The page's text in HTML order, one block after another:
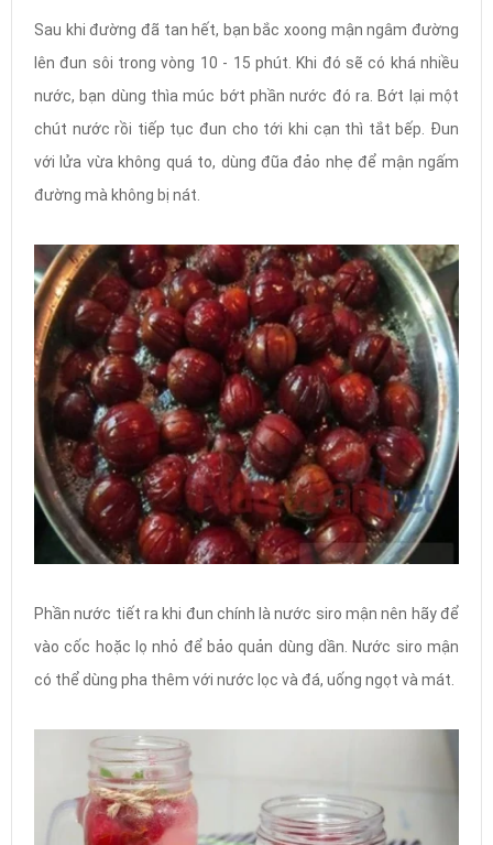
Sau khi đường đã tan hết, bạn bắc xoong mận ngâm đường
lên đun sôi trong vòng 10 - 15 phút. Khi đó sẽ có khá nhiều
nước, bạn dùng thìa múc bớt phần nước đó ra. Bớt lại một
chút nước rồi tiếp tục đun cho tới khi cạn thì tắt bếp. Đun
với lửa vừa không quá to, dùng đũa đảo nhẹ để mận ngấm
đường mà không bị nát.
Phần nước tiết ra khi đun chính là nước siro mận nên hãy để
vào cốc hoặc lọ nhỏ để bảo quản dùng dần. Nước siro mận
có thể dùng pha thêm với nước lọc và đá, uống ngọt và mát.